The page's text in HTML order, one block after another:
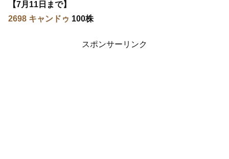
【7月11日まで】
2698 キャンドゥ 100株
スポンサーリンク